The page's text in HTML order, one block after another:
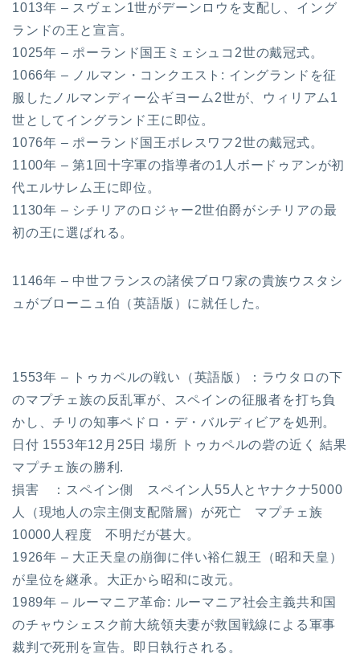
1013年 – スヴェン1世がデーンロウを支配し、イング
ランドの王と宣言。
1025年 – ポーランド国王ミェシュコ2世の戴冠式。
1066年 – ノルマン・コンクエスト: イングランドを征
服したノルマンディー公ギヨーム2世が、ウィリアム1
世としてイングランド王に即位。
1076年 – ポーランド国王ボレスワフ2世の戴冠式。
1100年 – 第1回十字軍の指導者の1人ボードゥアンが初
代エルサレム王に即位。
1130年 – シチリアのロジャー2世伯爵がシチリアの最
初の王に選ばれる。
1146年 – 中世フランスの諸侯ブロワ家の貴族ウスタシ
ュがブローニュ伯（英語版）に就任した。
1553年 – トゥカペルの戦い（英語版）：ラウタロの下
のマプチェ族の反乱軍が、スペインの征服者を打ち負
かし、チリの知事ペドロ・デ・バルディビアを処刑。
日付 1553年12月25日 場所 トゥカペルの砦の近く 結果
マプチェ族の勝利.
損害 ：スペイン側 スペイン人55人とヤナクナ5000
人（現地人の宗主側支配階層）が死亡 マプチェ族
10000人程度 不明だが甚大。
1926年 – 大正天皇の崩御に伴い裕仁親王（昭和天皇）
が皇位を継承。大正から昭和に改元。
1989年 – ルーマニア革命: ルーマニア社会主義共和国
のチャウシェスク前大統領夫妻が救国戦線による軍事
裁判で死刑を宣告。即日執行される。